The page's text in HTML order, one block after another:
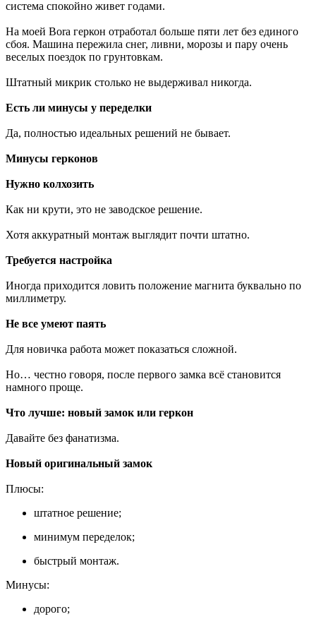
система спокойно живет годами.
На моей Bora геркон отработал больше пяти лет без единого
сбоя. Машина пережила снег, ливни, морозы и пару очень
веселых поездок по грунтовкам.
Штатный микрик столько не выдерживал никогда.
Есть ли минусы у переделки
Да, полностью идеальных решений не бывает.
Минусы герконов
Нужно колхозить
Как ни крути, это не заводское решение.
Хотя аккуратный монтаж выглядит почти штатно.
Требуется настройка
Иногда приходится ловить положение магнита буквально по
миллиметру.
Не все умеют паять
Для новичка работа может показаться сложной.
Но… честно говоря, после первого замка всё становится
намного проще.
Что лучше: новый замок или геркон
Давайте без фанатизма.
Новый оригинальный замок
Плюсы:
штатное решение;
минимум переделок;
быстрый монтаж.
Минусы:
дорого;